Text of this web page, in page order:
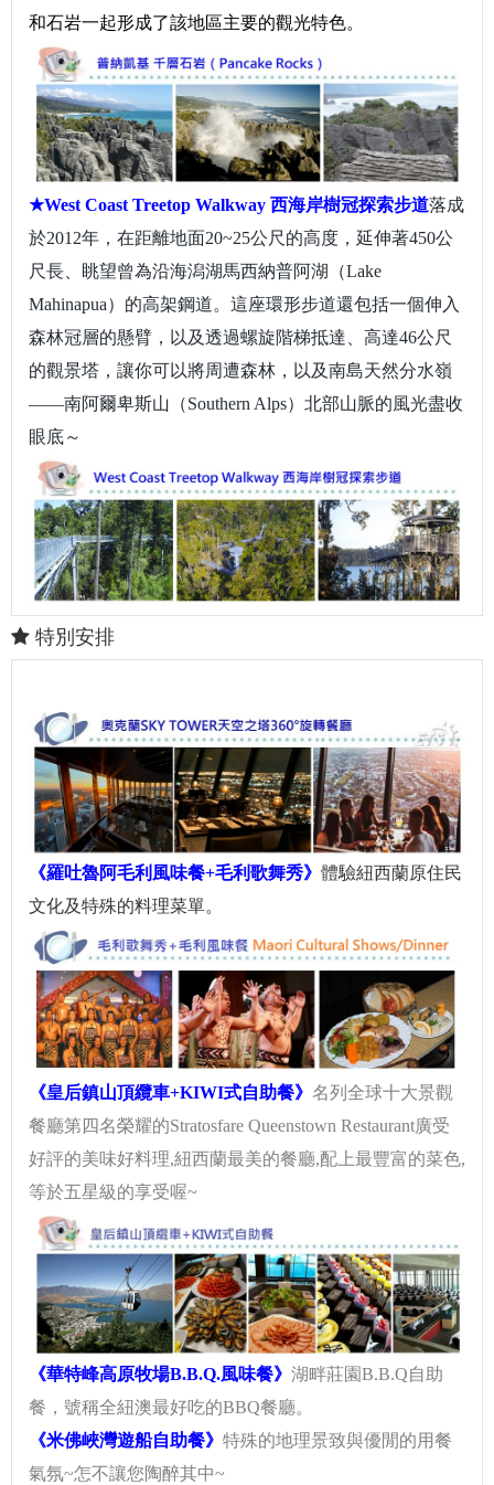
和石岩一起形成了該地區主要的觀光特色。
★West Coast Treetop Walkway 西海岸樹冠探索步道落成
於2012年，在距離地面20~25公尺的高度，延伸著450公
尺長、眺望曾為沿海潟湖馬西納普阿湖（Lake
Mahinapua）的高架鋼道。這座環形步道還包括一個伸入
森林冠層的懸臂，以及透過螺旋階梯抵達、高達46公尺
的觀景塔，讓你可以將周遭森林，以及南島天然分水嶺
——南阿爾卑斯山（Southern Alps）北部山脈的風光盡收
眼底～
特別安排
《羅吐魯阿毛利風味餐+毛利歌舞秀》 體驗紐西蘭原住民
文化及特殊的料理菜單。
《皇后鎮山頂纜車+KIWI式自助餐》 名列全球十大景觀
餐廳第四名榮耀的Stratosfare Queenstown Restaurant廣受
好評的美味好料理,紐西蘭最美的餐廳,配上最豐富的菜色,
等於五星級的享受喔~
《華特峰高原牧場B.B.Q.風味餐》 湖畔莊園B.B.Q自助
餐，號稱全紐澳最好吃的BBQ餐廳。
《米佛峽灣遊船自助餐》 特殊的地理景致與優閒的用餐
氣氛~怎不讓您陶醉其中~